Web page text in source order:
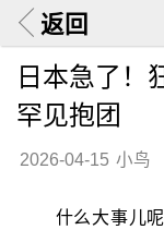
返回
日本急了！
罕见抱团
2026-04-15 小鸟
什么大事儿